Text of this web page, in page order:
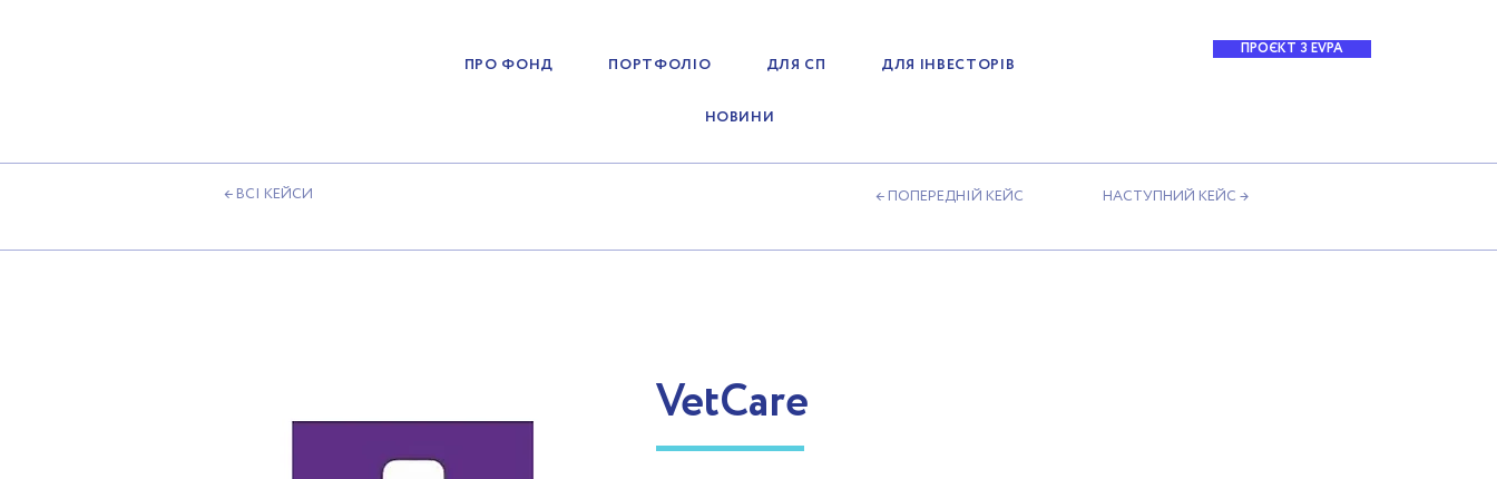
ПРО ФОНД ПОРТФОЛІО ДЛЯ СП ДЛЯ ІНВЕСТОРІВ
НОВИНИ
ПРОЄКТ З EVPA
← ВСІ КЕЙСИ ← ПОПЕРЕДНІЙ КЕЙС НАСТУПНИЙ КЕЙС →
VetCare